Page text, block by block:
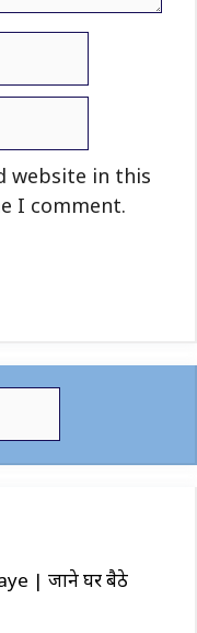
website in this
I comment.
| जाने घर बैठे